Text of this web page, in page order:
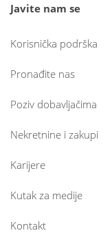
Javite nam se
Korisnička podrška
Pronađite nas
Poziv dobavljačima
Nekretnine i zakupi
Karijere
Kutak za medije
Kontakt